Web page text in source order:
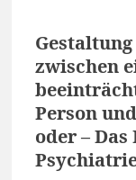
zwischen
Person
oder –